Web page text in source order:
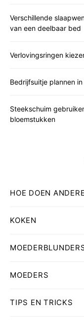
Verschillende
van een deelbaar bed
Verlovingsringen
Bedrijfsuitje plannen
Steekschuim
bloemstukken
HOE DOEN
KOKEN
MOEDERS
TIPS EN TRICKS